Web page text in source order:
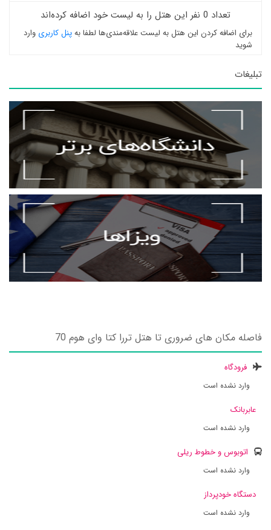
تعداد 0 نفر این هتل را به لیست خود اضافه کرده‌اند
برای اضافه کردن این هتل به لیست علاقه‌مندی‌ها لطفا بهپنل کاربری وارد
شوید
تبلیغات
فاصله مکان های ضروری تا هتل تررا کتا وای هوم 70
فرودگاه
وارد نشده است
عابربانک
وارد نشده است
اتوبوس و خطوط ریلی
وارد نشده است
دستگاه خودپرداز
وارد نشده است